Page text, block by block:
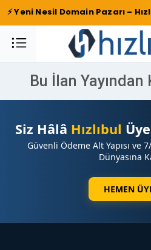
⚡ Yeni Nesil Domain Pazarı –
Bu İlan Yayından
Siz Hâlâ Hızlıbul
Güvenli Ödeme Alt Yapısı ve
Dünyasına
HEMEN